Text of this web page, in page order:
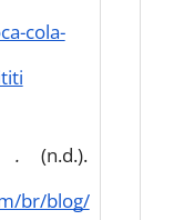
cola-
.
br/blog/